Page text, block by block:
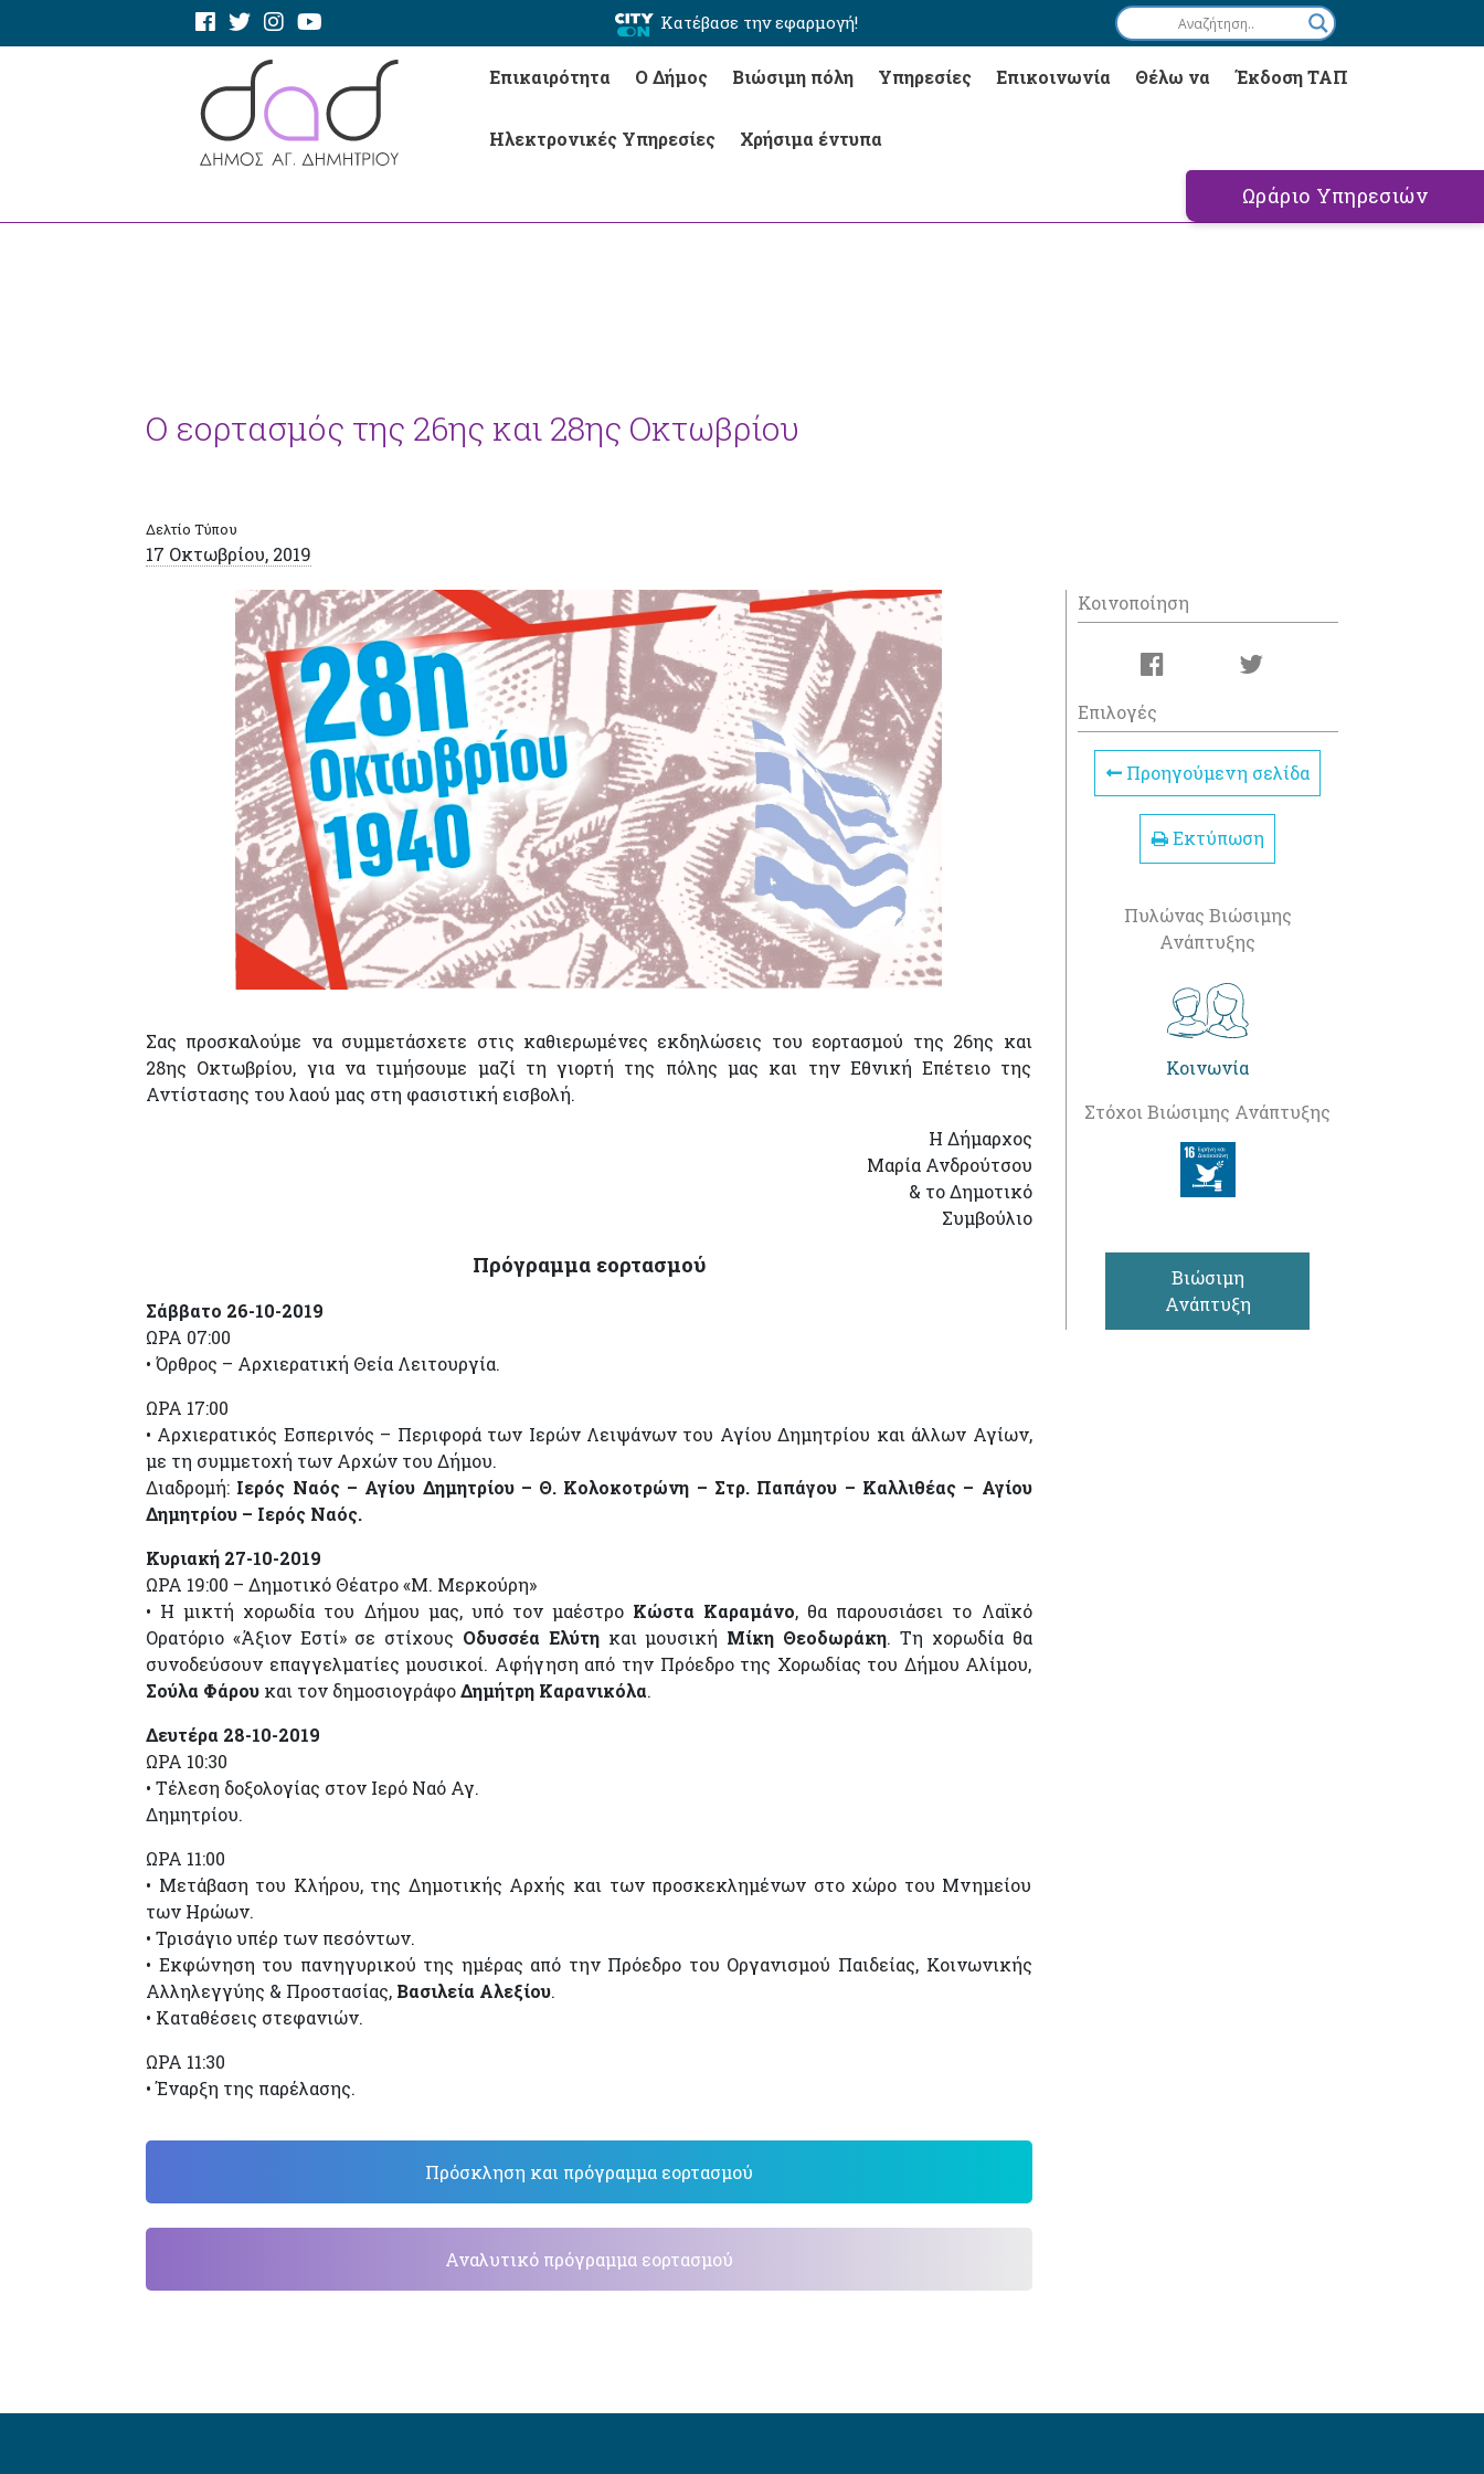
Κατέβασε την εφαρμογή!
Επικαιρότητα Ο Δήμος Βιώσιμη πόλη Υπηρεσίες Επικοινωνία Θέλω να Έκδοση ΤΑΠ
Ηλεκτρονικές Υπηρεσίες Χρήσιμα έντυπα
Ωράριο Υπηρεσιών
Ο εορτασμός της 26ης και 28ης Οκτωβρίου
Δελτίο Τύπου
17 Οκτωβρίου, 2019
Σας προσκαλούμε να συμμετάσχετε στις καθιερωμένες εκδηλώσεις του εορτασμού της 26ης και
28ης Οκτωβρίου, για να τιμήσουμε μαζί τη γιορτή της πόλης μας και την Εθνική Επέτειο της
Αντίστασης του λαού μας στη φασιστική εισβολή.
Η Δήμαρχος
Μαρία Ανδρούτσου
& το Δημοτικό
Συμβούλιο
Πρόγραμμα εορτασμού
Σάββατο 26-10-2019
ΩΡΑ 07:00
• Όρθρος – Αρχιερατική Θεία Λειτουργία.
ΩΡΑ 17:00
• Αρχιερατικός Εσπερινός – Περιφορά των Ιερών Λειψάνων του Αγίου Δημητρίου και άλλων Αγίων,
με τη συμμετοχή των Αρχών του Δήμου.
Διαδρομή: Ιερός Ναός – Αγίου Δημητρίου – Θ. Κολοκοτρώνη – Στρ. Παπάγου – Καλλιθέας – Αγίου
Δημητρίου – Ιερός Ναός.
Κυριακή 27-10-2019
ΩΡΑ 19:00 – Δημοτικό Θέατρο «Μ. Μερκούρη»
• Η μικτή χορωδία του Δήμου μας, υπό τον μαέστρο Κώστα Καραμάνο, θα παρουσιάσει το Λαϊκό
Ορατόριο «Άξιον Εστί» σε στίχους Οδυσσέα Ελύτηκαι μουσική Μίκη Θεοδωράκη. Τη χορωδία θα
συνοδεύσουν επαγγελματίες μουσικοί. Αφήγηση από την Πρόεδρο της Χορωδίας του Δήμου Αλίμου,
Σούλα Φάρου και τον δημοσιογράφοΔημήτρη Καρανικόλα.
Δευτέρα 28-10-2019
ΩΡΑ 10:30
• Τέλεση δοξολογίας στον Ιερό Ναό Αγ.
Δημητρίου.
ΩΡΑ 11:00
• Μετάβαση του Κλήρου, της Δημοτικής Αρχής και των προσκεκλημένων στο χώρο του Μνημείου
των Ηρώων.
• Τρισάγιο υπέρ των πεσόντων.
• Εκφώνηση του πανηγυρικού της ημέρας από την Πρόεδρο του Οργανισμού Παιδείας, Κοινωνικής
Αλληλεγγύης & Προστασίας, Βασιλεία Αλεξίου.
• Καταθέσεις στεφανιών.
ΩΡΑ 11:30
• Έναρξη της παρέλασης.
Πρόσκληση και πρόγραμμα εορτασμού
Αναλυτικό πρόγραμμα εορτασμού
Κοινοποίηση
Επιλογές
Προηγούμενη σελίδα
Εκτύπωση
Πυλώνας Βιώσιμης
Ανάπτυξης
Κοινωνία
Στόχοι Βιώσιμης Ανάπτυξης
Βιώσιμη
Ανάπτυξη